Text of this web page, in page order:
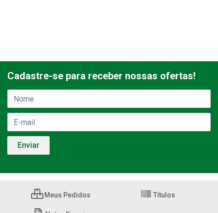
Cadastre-se para receber nossas ofertas!
Meus Pedidos Títulos